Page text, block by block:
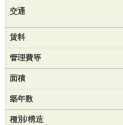
交通
賃料
管理費等
面積
築年数
種別/構造